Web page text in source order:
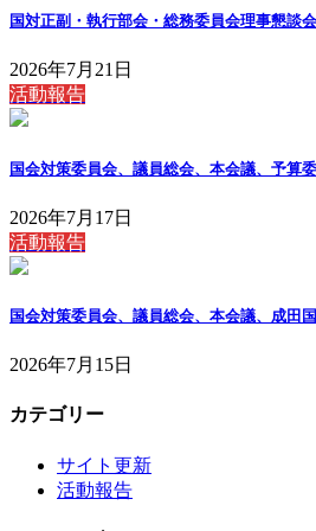
国対正副・執行部会・総務委員会理事懇談
2026年7月21日
活動報告
国会対策委員会、議員総会、本会議、予算
2026年7月17日
活動報告
国会対策委員会、議員総会、本会議、成田
2026年7月15日
カテゴリー
サイト更新
活動報告